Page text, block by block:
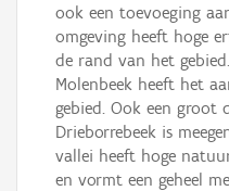
ook een toevoeging
omgeving heeft hoge
de rand van het
Molenbeek heeft het
gebied. Ook een groot
Drieborrebeek is
vallei heeft hoge
en vormt een geheel